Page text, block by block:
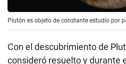
Plutón es objeto de constante estudio por
Con el descubrimiento de
consideró resuelto y durante